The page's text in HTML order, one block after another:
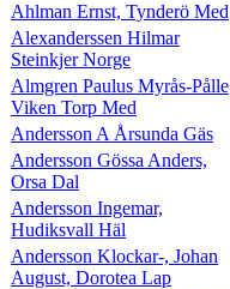
Ahlman Ernst, Tynderö Med
Alexanderssen Hilmar
Steinkjer Norge
Almgren Paulus Myrås-Pålle
Viken Torp Med
Andersson A Årsunda Gäs
Andersson Gössa Anders,
Orsa Dal
Andersson Ingemar,
Hudiksvall Häl
Andersson Klockar-, Johan
August, Dorotea Lap